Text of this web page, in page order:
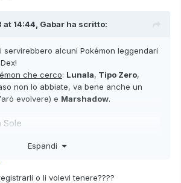
14:44, Gabar ha scritto:
servirebbero alcuni Pokémon leggendari
che cerco: Lunala, Tipo Zero,
non lo abbiate, va bene anche un
evolvere) e Marshadow.
Sole
: 2664-2520-7108
essere quasi sempre, comunque
Espandi
o li volevi tenere????